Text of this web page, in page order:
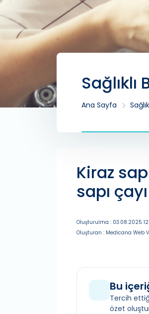
Sağlıklı
Ana Sayfa
Kiraz
sapı
Oluşturulma : 03.08.2025
Oluşturan : Medicana Web
Bu
Tercih
özet